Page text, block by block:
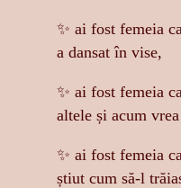
✨ ai fost femeia
a dansat în vise,
✨ ai fost femeia
altele și acum
✨ ai fost femeia
știut cum să-l